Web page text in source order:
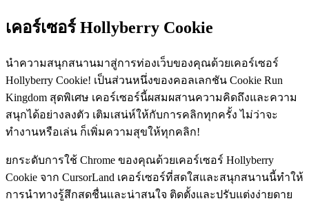
เคอร์เซอร์ Hollyberry Cookie
นำความสนุกสนานมาสู่การท่องเว็บของคุณด้วยเคอร์เซอร์
Hollyberry Cookie! เป็นส่วนหนึ่งของคอลเลกชัน Cookie Run
Kingdom สุดพิเศษ เคอร์เซอร์นี้ผสมผสานความคิดถึงและความ
สนุกได้อย่างลงตัว เติมเสน่ห์ให้กับการคลิกทุกครั้ง ไม่ว่าจะ
ทำงานหรือเล่น ก็เพิ่มความสุขให้ทุกคลิก!
ยกระดับการใช้ Chrome ของคุณด้วยเคอร์เซอร์ Hollyberry
Cookie จาก CursorLand เคอร์เซอร์ที่สดใสและสนุกสนานนี้ทำให้
การนำทางรู้สึกสดชื่นและน่าสนใจ ติดตั้งและปรับแต่งง่ายดาย